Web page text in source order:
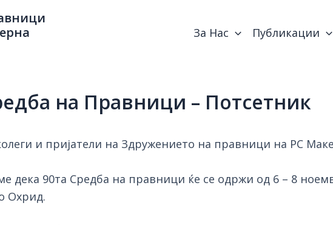
За Нас Публикации
на Правници – Потсетник
и пријатели на Здружението на правници на РС
дека 90та Средба на правници ќе се одржи од 6 – 8
Охрид.